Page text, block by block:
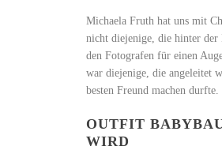
Michaela Fruth hat uns mit
nicht diejenige, die hinter der
den Fotografen für einen
war diejenige, die angeleitet
besten Freund machen durfte.
OUTFIT
WIRD